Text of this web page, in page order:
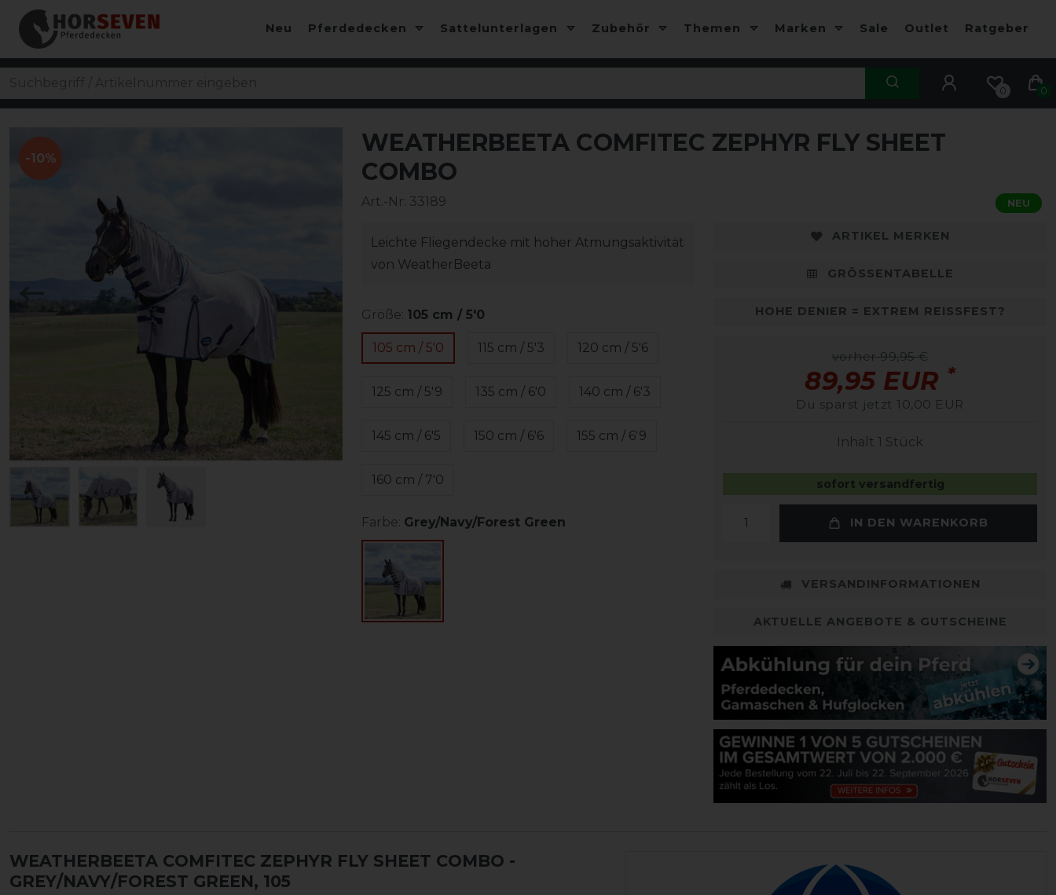
Neu Pferdedecken Sattelunterlagen Zubehör Themen Marken Sale Outlet Ratgeber
0 0
-10%
WEATHERBEETA COMFITEC ZEPHYR FLY SHEET
COMBO
Art.-Nr: 33189 NEU
Leichte Fliegendecke mit hoher Atmungsaktivität
von WeatherBeeta
Größe: 105 cm / 5'0
105 cm / 5'0 115 cm / 5'3 120 cm / 5'6
125 cm / 5'9 135 cm / 6'0 140 cm / 6'3
145 cm / 6'5 150 cm / 6'6 155 cm / 6'9
160 cm / 7'0
Farbe: Grey/Navy/Forest Green
ARTIKEL MERKEN
GRÖSSENTABELLE
HOHE DENIER = EXTREM REISSFEST?
vorher 99,95 €
89,95 EUR *
Du sparst jetzt 10,00 EUR
Inhalt 1 Stück
sofort versandfertig
IN DEN WARENKORB
VERSANDINFORMATIONEN
AKTUELLE ANGEBOTE & GUTSCHEINE
WEATHERBEETA COMFITEC ZEPHYR FLY SHEET COMBO -
GREY/NAVY/FOREST GREEN, 105